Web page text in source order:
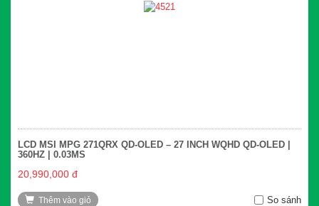
LCD MSI MPG 271QRX QD-OLED – 27 INCH WQHD QD-OLED |
360HZ | 0.03MS
20,990,000 đ
Thêm vào giỏ So sánh